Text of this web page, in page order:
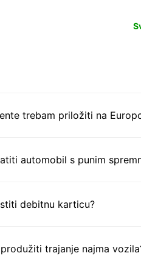
trebam priložiti na
automobil s punim
debitnu karticu?
trajanje najma